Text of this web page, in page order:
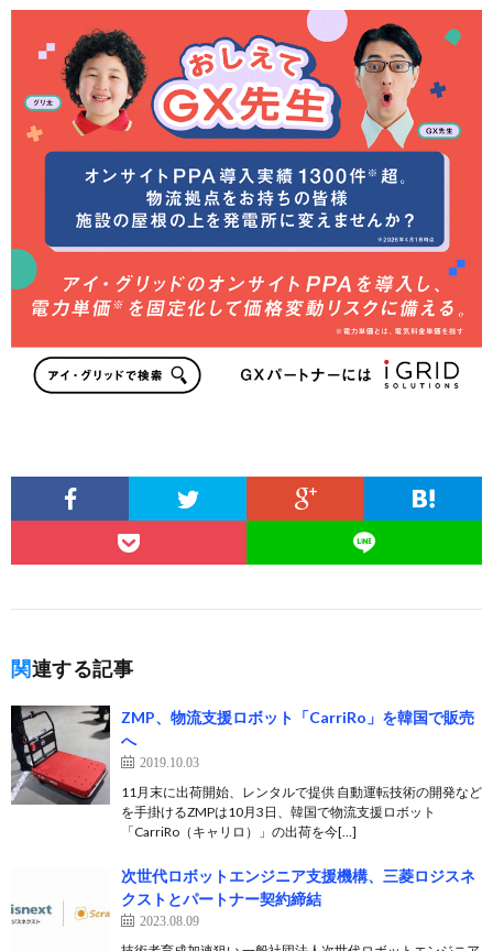
関連する記事
ZMP、物流支援ロボット「CarriRo」を韓国で販売
へ
2019.10.03
11月末に出荷開始、レンタルで提供 自動運転技術の開発など
を手掛けるZMPは10月3日、韓国で物流支援ロボット
「CarriRo（キャリロ）」の出荷を今[…]
次世代ロボットエンジニア支援機構、三菱ロジスネ
クストとパートナー契約締結
2023.08.09